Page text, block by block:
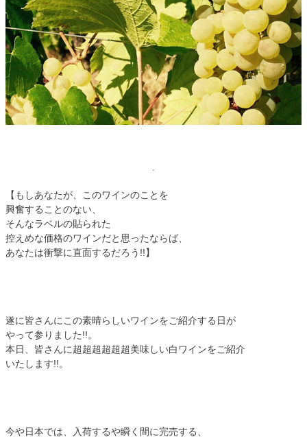
【もしあなたが、このワインのことを
興奮することのない、
そんなラベルの貼られた
控えめな価格のワインだと思ったならば、
あなたは衝撃に直面するだろう!!】
遂に皆さんにこの素晴らしいワインをご紹介する日が
やって参りました!!。
本日、皆さんに超超超超超超美味しい白ワインをご紹介
いたします!!。
今や日本では、入荷するや瞬く間に完売する、